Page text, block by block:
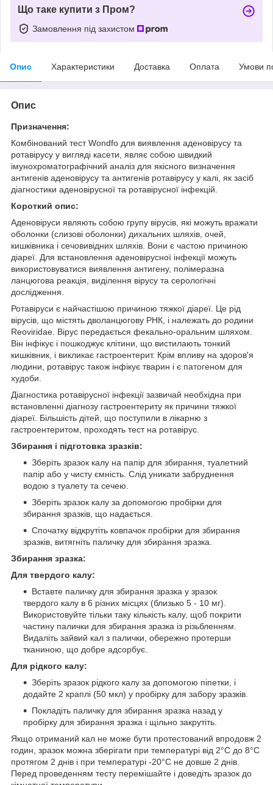
Що таке купити з Пром?
Замовлення під захистом
Опис Характеристики Доставка Оплата Умови
Опис
Призначення:
Комбінований тест Wondfo для виявлення аденовірусу та
ротавірусу у вигляді касети, являє собою швидкий
імунохроматографічний аналіз для якісного визначення
антигенів аденовірусу та антигенів ротавірусу у калі, як засіб
діагностики аденовірусної та ротавірусної інфекцій.
Короткий опис:
Аденовіруси являють собою групу вірусів, які можуть вражати
оболонки (слизові оболонки) дихальних шляхів, очей,
кишківника і сечовивідних шляхів. Вони є частою причиною
діареї. Для встановлення аденовірусної інфекції можуть
використовуватися виявлення антигену, полімеразна
ланцюгова реакція, виділення вірусу та серологічні
дослідження.
Ротавіруси є найчастішою причиною тяжкої діареї. Це рід
вірусів, що містять дволанцюгову РНК, і належать до родини
Reoviridae. Вірус передається фекально-оральним шляхом.
Він інфікує і пошкоджує клітини, що вистилають тонкий
кишківник, і викликає гастроентерит. Крім впливу на здоров'я
людини, ротавірус також інфікує тварин і є патогеном для
худоби.
Діагностика ротавірусної інфекції зазвичай необхідна при
встановленні діагнозу гастроентериту як причини тяжкої
діареї. Більшість дітей, що поступили в лікарню з
гастроентеритом, проходять тест на ротавірус.
Збирання і підготовка зразків:
Зберіть зразок калу на папір для збирання, туалетний
папір або у чисту ємність. Слід уникати забруднення
водою з туалету та сечею.
Зберіть зразок калу за допомогою пробірки для
збирання зразків, що надається.
Спочатку відкрутіть ковпачок пробірки для збирання
зразків, витягніть паличку для збирання зразка.
Збирання зразка:
Для твердого калу:
Вставте паличку для збирання зразка у зразок
твердого калу в 6 різних місцях (близько 5 - 10 мг).
Використовуйте тільки таку кількість калу, щоб покрити
частину палички для збирання зразка із різьбленням.
Видаліть зайвий кал з палички, обережно протерши
тканиною, що добре адсорбує.
Для рідкого калу:
Зберіть зразок рідкого калу за допомогою піпетки, і
додайте 2 краплі (50 мкл) у пробірку для забору зразків.
Покладіть паличку для збирання зразка назад у
пробірку для збирання зразка і щільно закрутіть.
Якщо отриманий кал не може бути протестований впродовж 2
годин, зразок можна зберігати при температурі від 2°C до 8°C
протягом 2 днів і при температурі -20°C не довше 2 днів.
Перед проведенням тесту перемішайте і доведіть зразок до